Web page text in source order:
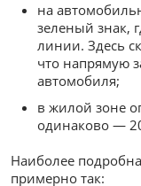
на
зеленый знак,
линии. Здесь
что напрямую
автомобиля;
в жилой зоне
одинаково —
Наиболее
примерно так: